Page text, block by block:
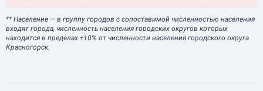
** Население — в группу городов с сопоставимой численностью населения
входят города, численность населения городских округов которых
находится в пределах ±10% от численности населения городского округа
Красногорск.